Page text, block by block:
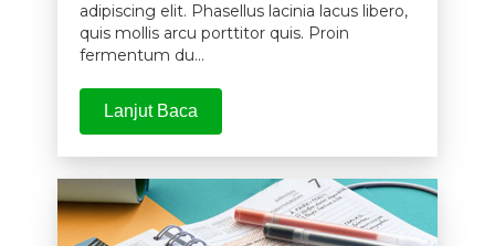
adipiscing elit. Phasellus lacinia lacus libero,
quis mollis arcu porttitor quis. Proin
fermentum du...
Lanjut Baca